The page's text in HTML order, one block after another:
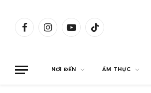
FacebookInstagramYouTubeTikTok
NƠI ĐẾN ẨM THỰC